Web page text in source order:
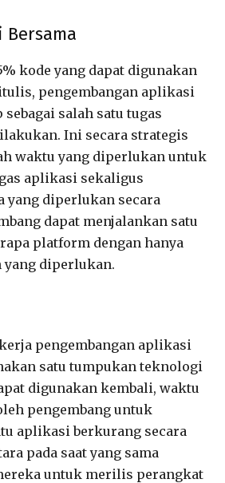
Bersama
kode yang dapat digunakan
pengembangan aplikasi
salah satu tugas
Ini secara strategis
waktu yang diperlukan untuk
aplikasi sekaligus
yang diperlukan secara
dapat menjalankan satu
platform dengan hanya
yang diperlukan.
pengembangan aplikasi
satu tumpukan teknologi
digunakan kembali, waktu
pengembang untuk
aplikasi berkurang secara
pada saat yang sama
untuk merilis perangkat